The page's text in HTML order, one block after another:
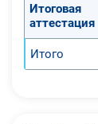
Итоговая
аттестация
Итого